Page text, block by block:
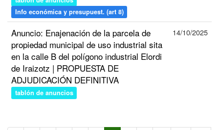
Info económica y presupuest. (art 8)
Anuncio: Enajenación de la parcela de
propiedad municipal de uso industrial sita
en la calle B del polígono industrial Elordi
de Iraizotz | PROPUESTA DE
ADJUDICACIÓN DEFINITIVA
tablón de anuncios
14/10/2025